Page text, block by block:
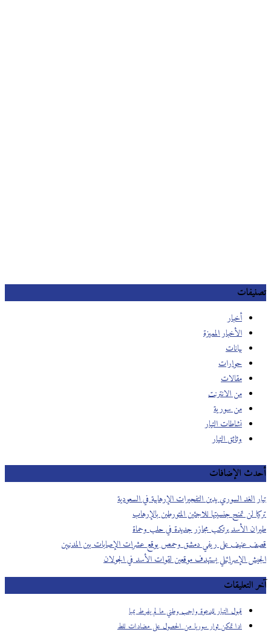
تصنيفات
أخبار
الأخبار المميزة
بيانات
حوارات
مقالات
من الانترنت
من سورية
نشاطات التيار
وثائق التيار
أحدث الإضافات
تيار الغد السوري يدين التفجيرات الإرهابية في السعودية
تركيا لن تمنح جنسيتها للاجئين المتورطين بالإرهاب
طيران الأسد يرتكب مجازر جديدة في حلب وحماة
قصف عنيف على ريفي دمشق وحمص يوقع عشرات الإصابات بين المدنيين
الجيش الإسرائيلي يستهدف موقعين لقوات الأسد في الجولان
آخر التعليقات
قبول التيار للدعوة واجب وطني ما لم يفرط بمبا
ادا تمكن ثوار سوريا من الحصول على مضادات للط